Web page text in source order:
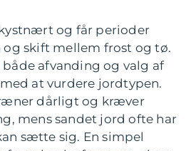
og får perioder
skift mellem frost og tø.
afvanding og valg af
at vurdere jordtypen.
dårligt og kræver
mens sandet jord ofte har
sætte sig. En simpel